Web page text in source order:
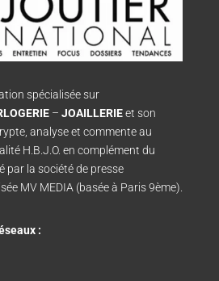
spécialisée sur
– JOAILLERIEet son
analyse et commente au
H.B.J.O. en complément du
par la société de presse
MV MEDIA (basée à Paris 9ème).
: